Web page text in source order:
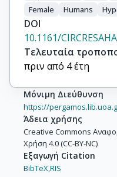
Female
Humans
DOI
10.1161/
Τελευταία
πριν από 4 έτη
Μόνιμη Διεύθυνση
https://
Άδεια χρήσης
Creative Commons
Χρήση 4.0 (CC-BY-NC)
Εξαγωγή Citation
BibTeX,RIS